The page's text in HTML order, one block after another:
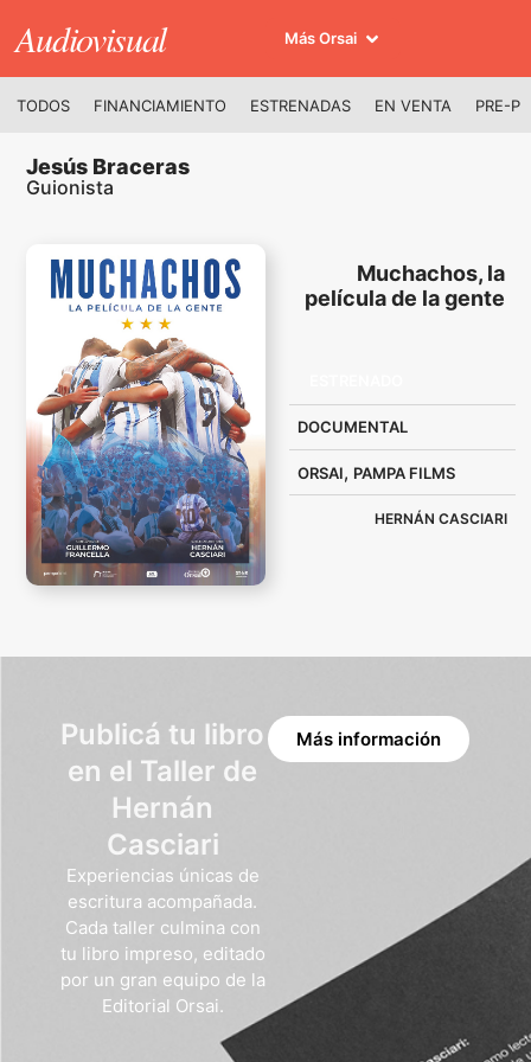
Audiovisual Más Orsai
TODOS FINANCIAMIENTO ESTRENADAS EN VENTA PRE-
Jesús Braceras
Guionista
Muchachos, la
película de la gente
DOCUMENTAL
ORSAI, PAMPA FILMS
HERNÁN CASCIARI
Publicá tu libro
en el Taller de
Hernán
Casciari
Experiencias únicas de
escritura acompañada.
Cada taller culmina con
tu libro impreso, editado
por un gran equipo de la
Editorial Orsai.
Más información